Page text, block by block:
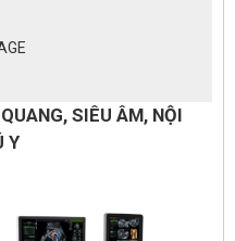
SIÊU ÂM, NỘI
Y